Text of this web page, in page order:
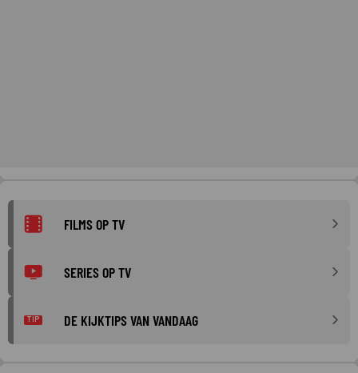
FILMS OP TV
SERIES OP TV
TIP DE KIJKTIPS VAN VANDAAG